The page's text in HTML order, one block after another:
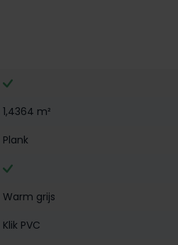
1,4364 m²
Plank
Warm grijs
Klik PVC